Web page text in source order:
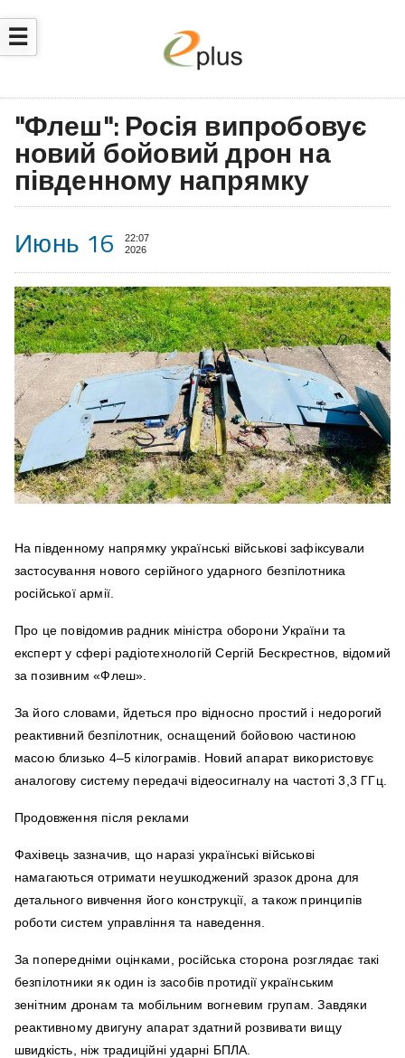
☰
"Флеш": Росія випробовує
новий бойовий дрон на
південному напрямку
Июнь 16
22:07
2026
На південному напрямку українські військові зафіксували
застосування нового серійного ударного безпілотника
російської армії.
Про це повідомив радник міністра оборони України та
експерт у сфері радіотехнологій Сергій Бескрестнов, відомий
за позивним «Флеш».
За його словами, йдеться про відносно простий і недорогий
реактивний безпілотник, оснащений бойовою частиною
масою близько 4–5 кілограмів. Новий апарат використовує
аналогову систему передачі відеосигналу на частоті 3,3 ГГц.
Продовження після реклами
Фахівець зазначив, що наразі українські військові
намагаються отримати неушкоджений зразок дрона для
детального вивчення його конструкції, а також принципів
роботи систем управління та наведення.
За попередніми оцінками, російська сторона розглядає такі
безпілотники як один із засобів протидії українським
зенітним дронам та мобільним вогневим групам. Завдяки
реактивному двигуну апарат здатний розвивати вищу
швидкість, ніж традиційні ударні БПЛА.